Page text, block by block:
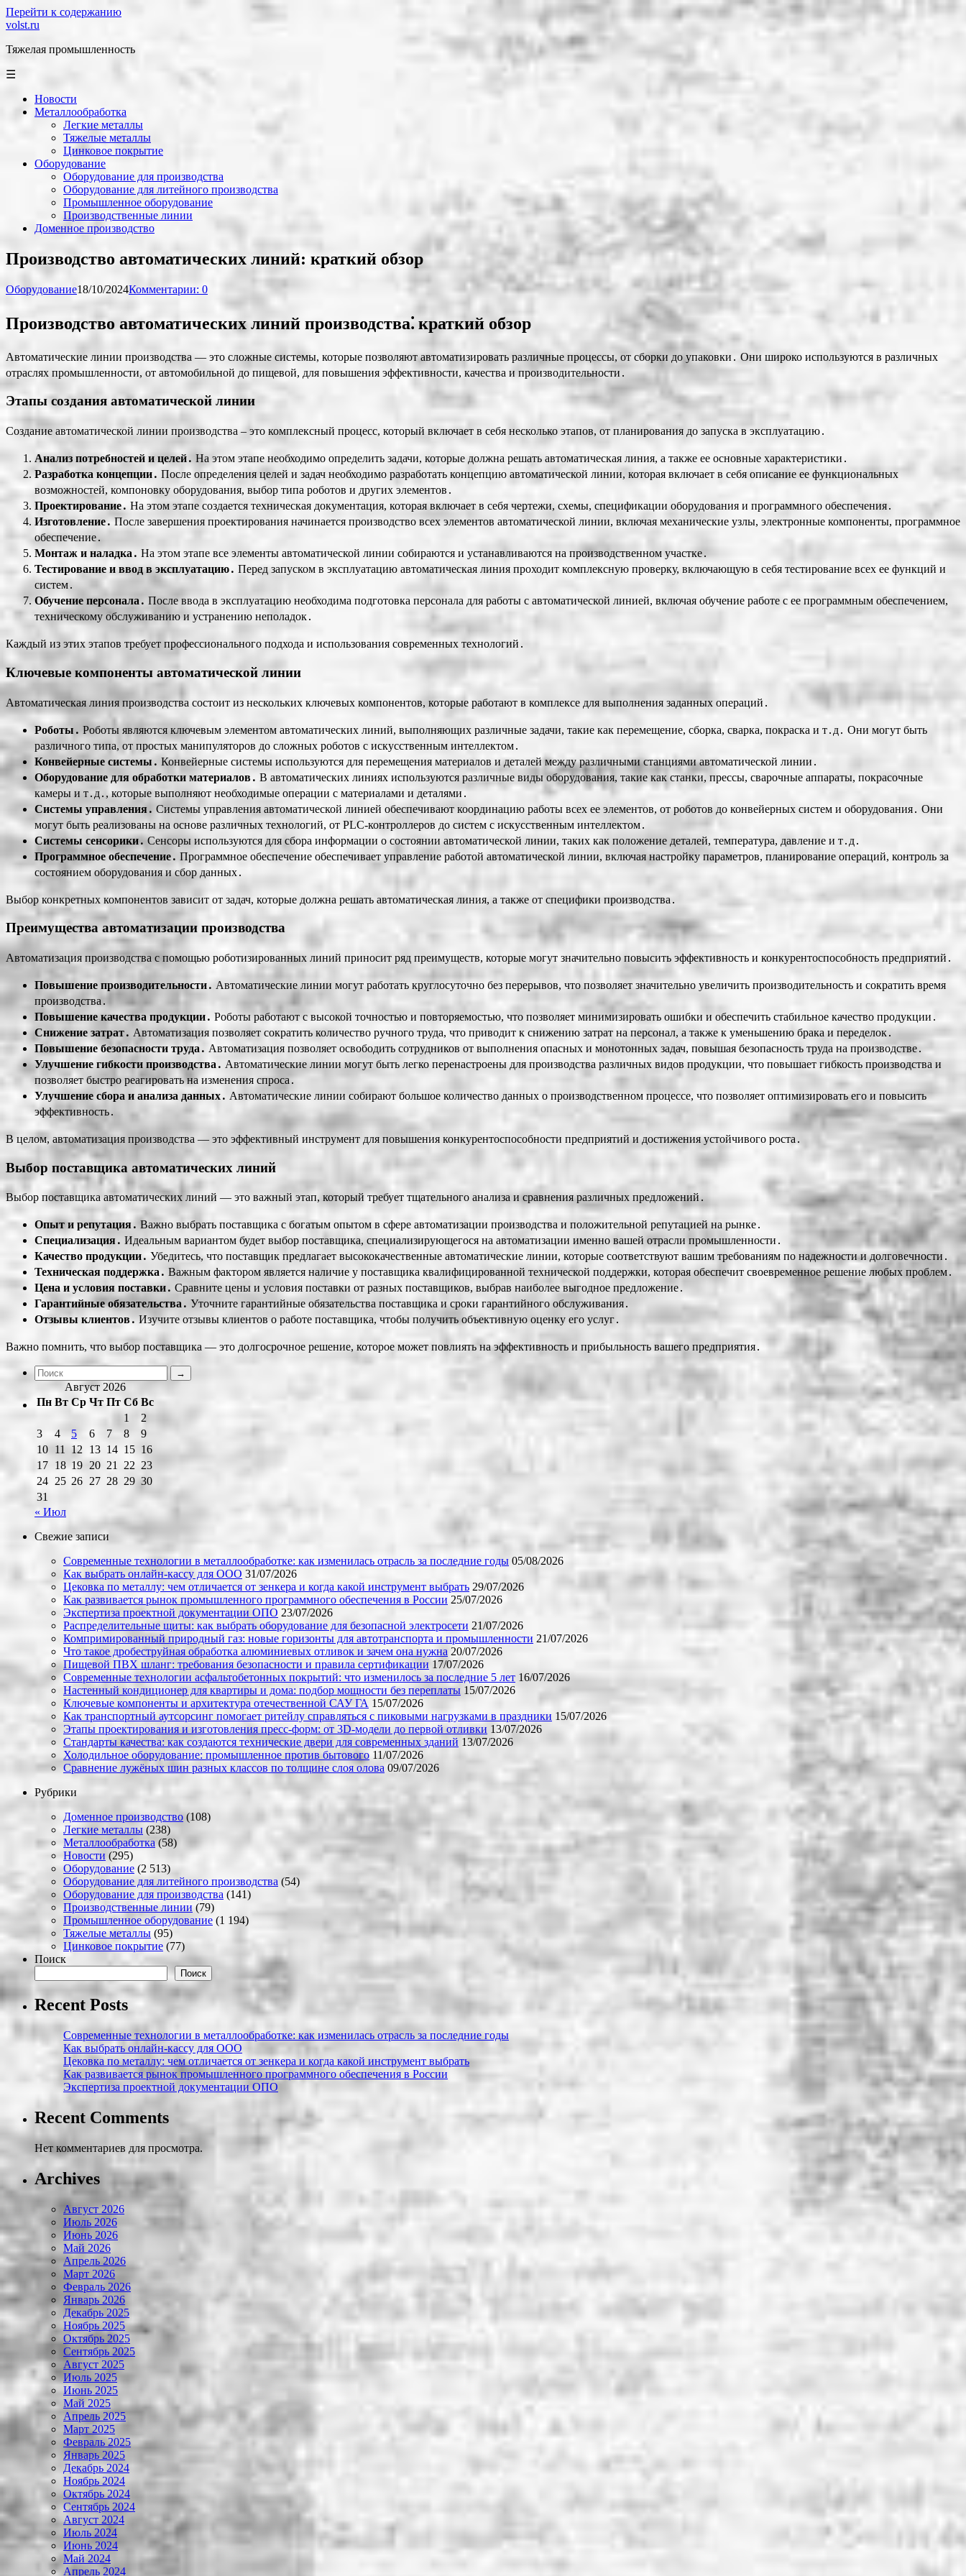
Перейти к содержанию
volst.ru
Тяжелая промышленность
☰
Новости
Металлообработка
Легкие металлы
Тяжелые металлы
Цинковое покрытие
Оборудование
Оборудование для производства
Оборудование для литейного производства
Промышленное оборудование
Производственные линии
Доменное производство
Производство автоматических линий: краткий обзор
Оборудование18/10/2024Комментарии: 0
Производство автоматических линий производства⁚ краткий обзор
Автоматические линии производства — это сложные системы, которые позволяют автоматизировать различные процессы, от сборки до упаковки․ Они широко используются в различных
отраслях промышленности, от автомобильной до пищевой, для повышения эффективности, качества и производительности․
Этапы создания автоматической линии
Создание автоматической линии производства – это комплексный процесс, который включает в себя несколько этапов, от планирования до запуска в эксплуатацию․
Анализ потребностей и целей․ На этом этапе необходимо определить задачи, которые должна решать автоматическая линия, а также ее основные характеристики․
Разработка концепции․ После определения целей и задач необходимо разработать концепцию автоматической линии, которая включает в себя описание ее функциональных
возможностей, компоновку оборудования, выбор типа роботов и других элементов․
Проектирование․ На этом этапе создается техническая документация, которая включает в себя чертежи, схемы, спецификации оборудования и программного обеспечения․
Изготовление․После завершения проектирования начинается производство всех элементов автоматической линии, включая механические узлы, электронные компоненты, программное
обеспечение․
Монтаж и наладка․ На этом этапе все элементы автоматической линии собираются и устанавливаются на производственном участке․
Тестирование и ввод в эксплуатацию․ Перед запуском в эксплуатацию автоматическая линия проходит комплексную проверку, включающую в себя тестирование всех ее функций и
систем․
Обучение персонала․ После ввода в эксплуатацию необходима подготовка персонала для работы с автоматической линией, включая обучение работе с ее программным обеспечением,
техническому обслуживанию и устранению неполадок․
Каждый из этих этапов требует профессионального подхода и использования современных технологий․
Ключевые компоненты автоматической линии
Автоматическая линия производства состоит из нескольких ключевых компонентов, которые работают в комплексе для выполнения заданных операций․
Роботы․ Роботы являются ключевым элементом автоматических линий, выполняющих различные задачи, такие как перемещение, сборка, сварка, покраска и т․д․ Они могут быть
различного типа, от простых манипуляторов до сложных роботов с искусственным интеллектом․
Конвейерные системы․ Конвейерные системы используются для перемещения материалов и деталей между различными станциями автоматической линии․
Оборудование для обработки материалов․ В автоматических линиях используются различные виды оборудования, такие как станки, прессы, сварочные аппараты, покрасочные
камеры и т․д․, которые выполняют необходимые операции с материалами и деталями․
Системы управления․ Системы управления автоматической линией обеспечивают координацию работы всех ее элементов, от роботов до конвейерных систем и оборудования․ Они
могут быть реализованы на основе различных технологий, от PLC-контроллеров до систем с искусственным интеллектом․
Системы сенсорики․Сенсоры используются для сбора информации о состоянии автоматической линии, таких как положение деталей, температура, давление и т․д․
Программное обеспечение․ Программное обеспечение обеспечивает управление работой автоматической линии, включая настройку параметров, планирование операций, контроль за
состоянием оборудования и сбор данных․
Выбор конкретных компонентов зависит от задач, которые должна решать автоматическая линия, а также от специфики производства․
Преимущества автоматизации производства
Автоматизация производства с помощью роботизированных линий приносит ряд преимуществ, которые могут значительно повысить эффективность и конкурентоспособность предприятий․
Повышение производительности․ Автоматические линии могут работать круглосуточно без перерывов, что позволяет значительно увеличить производительность и сократить время
производства․
Повышение качества продукции․ Роботы работают с высокой точностью и повторяемостью, что позволяет минимизировать ошибки и обеспечить стабильное качество продукции․
Снижение затрат․ Автоматизация позволяет сократить количество ручного труда, что приводит к снижению затрат на персонал, а также к уменьшению брака и переделок․
Повышение безопасности труда․ Автоматизация позволяет освободить сотрудников от выполнения опасных и монотонных задач, повышая безопасность труда на производстве․
Улучшение гибкости производства․ Автоматические линии могут быть легко перенастроены для производства различных видов продукции, что повышает гибкость производства и
позволяет быстро реагировать на изменения спроса․
Улучшение сбора и анализа данных․ Автоматические линии собирают большое количество данных о производственном процессе, что позволяет оптимизировать его и повысить
эффективность․
В целом, автоматизация производства — это эффективный инструмент для повышения конкурентоспособности предприятий и достижения устойчивого роста․
Выбор поставщика автоматических линий
Выбор поставщика автоматических линий — это важный этап, который требует тщательного анализа и сравнения различных предложений․
Опыт и репутация․ Важно выбрать поставщика с богатым опытом в сфере автоматизации производства и положительной репутацией на рынке․
Специализация․ Идеальным вариантом будет выбор поставщика, специализирующегося на автоматизации именно вашей отрасли промышленности․
Качество продукции․ Убедитесь, что поставщик предлагает высококачественные автоматические линии, которые соответствуют вашим требованиям по надежности и долговечности․
Техническая поддержка․ Важным фактором является наличие у поставщика квалифицированной технической поддержки, которая обеспечит своевременное решение любых проблем․
Цена и условия поставки․ Сравните цены и условия поставки от разных поставщиков, выбрав наиболее выгодное предложение․
Гарантийные обязательства․ Уточните гарантийные обязательства поставщика и сроки гарантийного обслуживания․
Отзывы клиентов․Изучите отзывы клиентов о работе поставщика, чтобы получить объективную оценку его услуг․
Важно помнить, что выбор поставщика — это долгосрочное решение, которое может повлиять на эффективность и прибыльность вашего предприятия․
Август 2026
Пн Вт Ср Чт Пт Сб Вс
1
2
3
4 5 6 7 8
9
10 11 12 13 14 15 16
17 18 19 20 21 22 23
24 25 26 27 28 29 30
31
« Июл
Свежие записи
Современные технологии в металлообработке: как изменилась отрасль за последние годы 05/08/2026
Как выбрать онлайн-кассу для ООО 31/07/2026
Цековка по металлу: чем отличается от зенкера и когда какой инструмент выбрать 29/07/2026
Как развивается рынок промышленного программного обеспечения в России 25/07/2026
Экспертиза проектной документации ОПО 23/07/2026
Распределительные щиты: как выбрать оборудование для безопасной электросети 21/07/2026
Компримированный природный газ: новые горизонты для автотранспорта и промышленности 21/07/2026
Что такое дробеструйная обработка алюминиевых отливок и зачем она нужна 20/07/2026
Пищевой ПВХ шланг: требования безопасности и правила сертификации 17/07/2026
Современные технологии асфальтобетонных покрытий: что изменилось за последние 5 лет 16/07/2026
Настенный кондиционер для квартиры и дома: подбор мощности без переплаты 15/07/2026
Ключевые компоненты и архитектура отечественной САУ ГА 15/07/2026
Как транспортный аутсорсинг помогает ритейлу справляться с пиковыми нагрузками в праздники 15/07/2026
Этапы проектирования и изготовления пресс-форм: от 3D-модели до первой отливки 13/07/2026
Стандарты качества: как создаются технические двери для современных зданий 13/07/2026
Холодильное оборудование: промышленное против бытового 11/07/2026
Сравнение лужёных шин разных классов по толщине слоя олова 09/07/2026
Рубрики
Доменное производство (108)
Легкие металлы (238)
Металлообработка (58)
Новости (295)
Оборудование (2 513)
Оборудование для литейного производства (54)
Оборудование для производства (141)
Производственные линии (79)
Промышленное оборудование (1 194)
Тяжелые металлы (95)
Цинковое покрытие (77)
Поиск
Поиск
Recent Posts
Современные технологии в металлообработке: как изменилась отрасль за последние годы
Как выбрать онлайн-кассу для ООО
Цековка по металлу: чем отличается от зенкера и когда какой инструмент выбрать
Как развивается рынок промышленного программного обеспечения в России
Экспертиза проектной документации ОПО
Recent Comments
Нет комментариев для просмотра.
Archives
Август 2026
Июль 2026
Июнь 2026
Май 2026
Апрель 2026
Март 2026
Февраль 2026
Январь 2026
Декабрь 2025
Ноябрь 2025
Октябрь 2025
Сентябрь 2025
Август 2025
Июль 2025
Июнь 2025
Май 2025
Апрель 2025
Март 2025
Февраль 2025
Январь 2025
Декабрь 2024
Ноябрь 2024
Октябрь 2024
Сентябрь 2024
Август 2024
Июль 2024
Июнь 2024
Май 2024
Апрель 2024